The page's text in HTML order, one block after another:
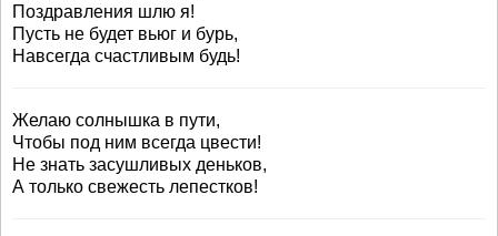
Поздравления шлю я!
Пусть не будет вьюг и бурь,
Навсегда счастливым будь!
Желаю солнышка в пути,
Чтобы под ним всегда цвести!
Не знать засушливых деньков,
А только свежесть лепестков!